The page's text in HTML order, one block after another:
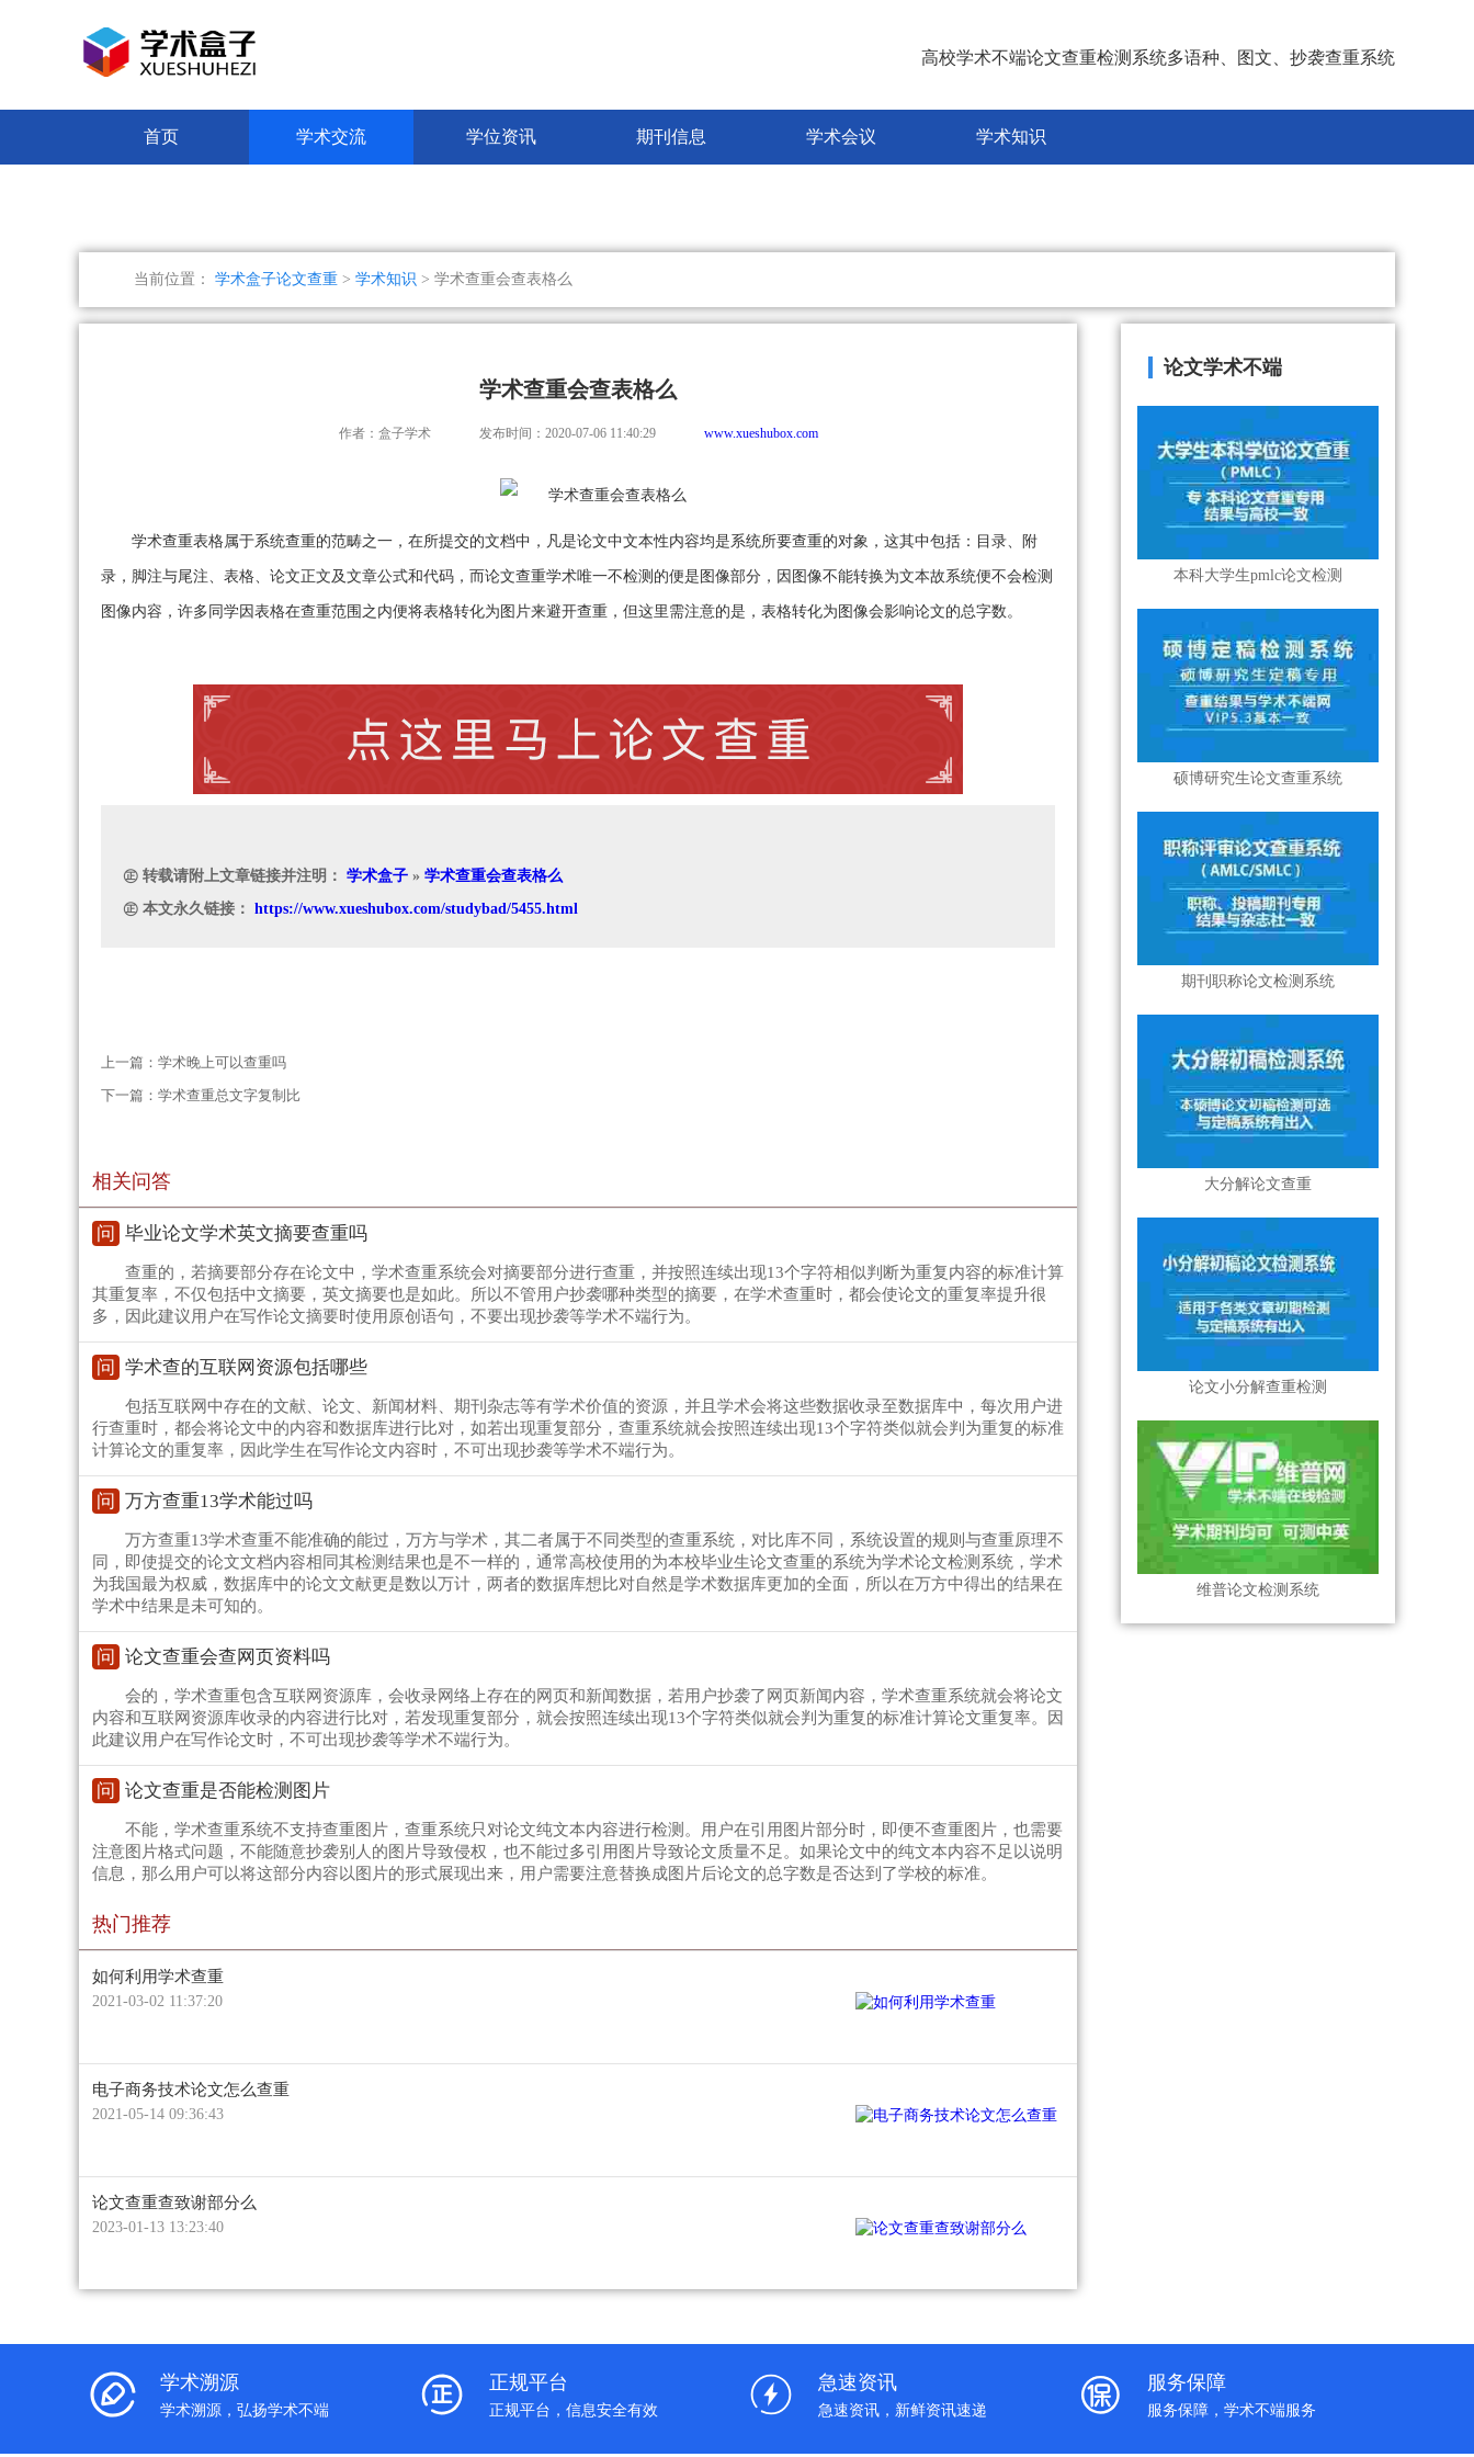
高校学术不端论文查重检测系统多语种、图文、抄袭查重系统
首页 学术交流 学位资讯 期刊信息 学术会议 学术知识
当前位置： 学术盒子论文查重 > 学术知识 > 学术查重会查表格么
学术查重会查表格么
作者：盒子学术 发布时间：2020-07-06 11:40:29 www.xueshubox.com
学术查重表格属于系统查重的范畴之一，在所提交的文档中，凡是论文中文本性内容均是系统所要查重的对象，这其中包括：目录、附
录，脚注与尾注、表格、论文正文及文章公式和代码，而论文查重学术唯一不检测的便是图像部分，因图像不能转换为文本故系统便不会检测
图像内容，许多同学因表格在查重范围之内便将表格转化为图片来避开查重，但这里需注意的是，表格转化为图像会影响论文的总字数。
㊣ 转载请附上文章链接并注明： 学术盒子 » 学术查重会查表格么
㊣ 本文永久链接： https://www.xueshubox.com/studybad/5455.html
上一篇： 学术晚上可以查重吗
下一篇： 学术查重总文字复制比
相关问答
问 毕业论文学术英文摘要查重吗
查重的，若摘要部分存在论文中，学术查重系统会对摘要部分进行查重，并按照连续出现13个字符相似判断为重复内容的标准计算
其重复率，不仅包括中文摘要，英文摘要也是如此。所以不管用户抄袭哪种类型的摘要，在学术查重时，都会使论文的重复率提升很
多，因此建议用户在写作论文摘要时使用原创语句，不要出现抄袭等学术不端行为。
问 学术查的互联网资源包括哪些
包括互联网中存在的文献、论文、新闻材料、期刊杂志等有学术价值的资源，并且学术会将这些数据收录至数据库中，每次用户进
行查重时，都会将论文中的内容和数据库进行比对，如若出现重复部分，查重系统就会按照连续出现13个字符类似就会判为重复的标准
计算论文的重复率，因此学生在写作论文内容时，不可出现抄袭等学术不端行为。
问 万方查重13学术能过吗
万方查重13学术查重不能准确的能过，万方与学术，其二者属于不同类型的查重系统，对比库不同，系统设置的规则与查重原理不
同，即使提交的论文文档内容相同其检测结果也是不一样的，通常高校使用的为本校毕业生论文查重的系统为学术论文检测系统，学术
为我国最为权威，数据库中的论文文献更是数以万计，两者的数据库想比对自然是学术数据库更加的全面，所以在万方中得出的结果在
学术中结果是未可知的。
问 论文查重会查网页资料吗
会的，学术查重包含互联网资源库，会收录网络上存在的网页和新闻数据，若用户抄袭了网页新闻内容，学术查重系统就会将论文
内容和互联网资源库收录的内容进行比对，若发现重复部分，就会按照连续出现13个字符类似就会判为重复的标准计算论文重复率。因
此建议用户在写作论文时，不可出现抄袭等学术不端行为。
问 论文查重是否能检测图片
不能，学术查重系统不支持查重图片，查重系统只对论文纯文本内容进行检测。用户在引用图片部分时，即便不查重图片，也需要
注意图片格式问题，不能随意抄袭别人的图片导致侵权，也不能过多引用图片导致论文质量不足。如果论文中的纯文本内容不足以说明
信息，那么用户可以将这部分内容以图片的形式展现出来，用户需要注意替换成图片后论文的总字数是否达到了学校的标准。
热门推荐
如何利用学术查重
2021-03-02 11:37:20
电子商务技术论文怎么查重
2021-05-14 09:36:43
论文查重查致谢部分么
2023-01-13 13:23:40
论文学术不端
本科大学生pmlc论文检测
硕博研究生论文查重系统
期刊职称论文检测系统
大分解论文查重
论文小分解查重检测
维普论文检测系统
学术溯源
学术溯源，弘扬学术不端
正规平台
正规平台，信息安全有效
急速资讯
急速资讯，新鲜资讯速递
服务保障
服务保障，学术不端服务